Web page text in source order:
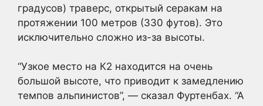
градусов) траверс, открытый серакам на
протяжении 100 метров (330 футов). Это
исключительно сложно из-за высоты.
“Узкое место на К2 находится на очень
большой высоте, что приводит к замедлению
темпов альпинистов”, — сказал Фуртенбах. “А